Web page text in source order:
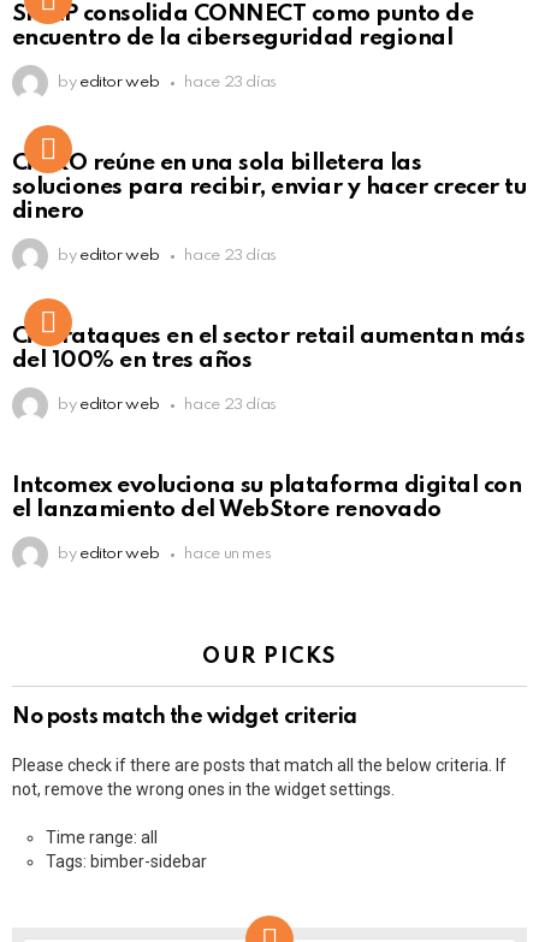
Click to view this post
SISAP consolida CONNECT como punto de
encuentro de la ciberseguridad regional
by editor web hace 23 días
Not Safe For Work
Click to view this post
CiNKO reúne en una sola billetera las
soluciones para recibir, enviar y hacer crecer tu
dinero
by editor web hace 23 días
Ciberataques en el sector retail aumentan más
del 100% en tres años
by editor web hace 23 días
Intcomex evoluciona su plataforma digital con
el lanzamiento del WebStore renovado
by editor web hace un mes
OUR PICKS
No posts match the widget criteria
Please check if there are posts that match all the below criteria. If
not, remove the wrong ones in the widget settings.
Time range: all
Tags: bimber-sidebar